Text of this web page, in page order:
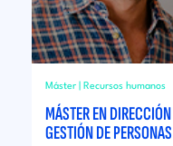
Máster | Recursos humanos
MÁSTER EN
GESTIÓN DE